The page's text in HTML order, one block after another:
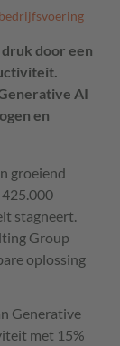
door een
AI
en
groeiend
stagneert.
Group
oplossing
Generative
met 15%